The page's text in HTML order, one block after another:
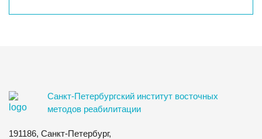
Санкт-Петербургский институт восточных
методов реабилитации
191186, Санкт-Петербург,